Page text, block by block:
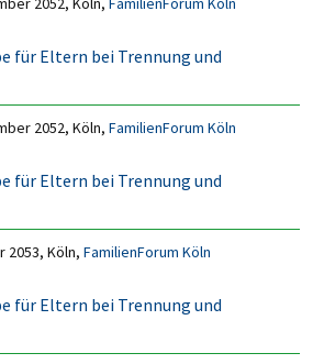
für Eltern bei Trennung und
2052, Köln,FamilienForum Köln
für Eltern bei Trennung und
2053, Köln,FamilienForum Köln
für Eltern bei Trennung und